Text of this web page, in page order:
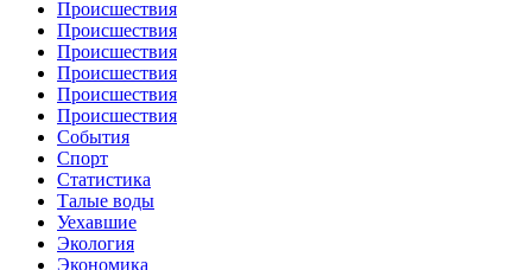
Происшествия
Происшествия
Происшествия
Происшествия
Происшествия
Происшествия
События
Спорт
Статистика
Талые воды
Уехавшие
Экология
Экономика